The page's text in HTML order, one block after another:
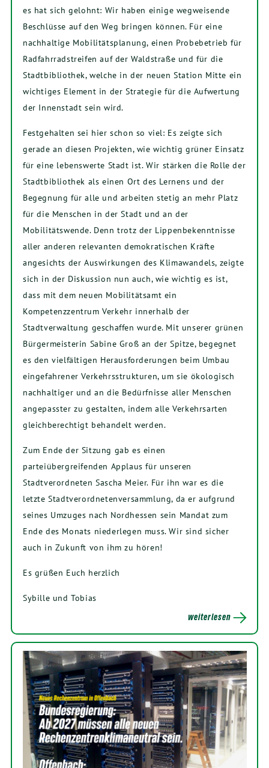
es hat sich gelohnt: Wir haben einige wegweisende
Beschlüsse auf den Weg bringen können. Für eine
nachhaltige Mobilitätsplanung, einen Probebetrieb für
Radfahrradstreifen auf der Waldstraße und für die
Stadtbibliothek, welche in der neuen Station Mitte ein
wichtiges Element in der Strategie für die Aufwertung
der Innenstadt sein wird.
Festgehalten sei hier schon so viel: Es zeigte sich
gerade an diesen Projekten, wie wichtig grüner Einsatz
für eine lebenswerte Stadt ist. Wir stärken die Rolle der
Stadtbibliothek als einen Ort des Lernens und der
Begegnung für alle und arbeiten stetig an mehr Platz
für die Menschen in der Stadt und an der
Mobilitätswende. Denn trotz der Lippenbekenntnisse
aller anderen relevanten demokratischen Kräfte
angesichts der Auswirkungen des Klimawandels, zeigte
sich in der Diskussion nun auch, wie wichtig es ist,
dass mit dem neuen Mobilitätsamt ein
Kompetenzzentrum Verkehr innerhalb der
Stadtverwaltung geschaffen wurde. Mit unserer grünen
Bürgermeisterin Sabine Groß an der Spitze, begegnet
es den vielfältigen Herausforderungen beim Umbau
eingefahrener Verkehrsstrukturen, um sie ökologisch
nachhaltiger und an die Bedürfnisse aller Menschen
angepasster zu gestalten, indem alle Verkehrsarten
gleichberechtigt behandelt werden.
Zum Ende der Sitzung gab es einen
parteiübergreifenden Applaus für unseren
Stadtverordneten Sascha Meier. Für ihn war es die
letzte Stadtverordnetenversammlung, da er aufgrund
seines Umzuges nach Nordhessen sein Mandat zum
Ende des Monats niederlegen muss. Wir sind sicher
auch in Zukunft von ihm zu hören!
Es grüßen Euch herzlich
Sybille und Tobias
weiterlesen